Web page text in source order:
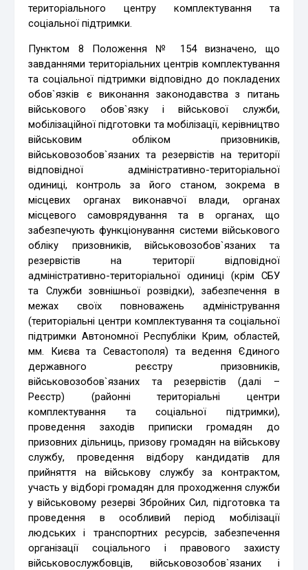
територіального центру комплектування та
соціальної підтримки.
Пунктом 8 Положення № 154 визначено, що
завданнями територіальних центрів комплектування
та соціальної підтримки відповідно до покладених
обов`язків є виконання законодавства з питань
військового обов`язку і військової служби,
мобілізаційної підготовки та мобілізації, керівництво
військовим обліком призовників,
військовозобов`язаних та резервістів на території
відповідної адміністративно-територіальної
одиниці, контроль за його станом, зокрема в
місцевих органах виконавчої влади, органах
місцевого самоврядування та в органах, що
забезпечують функціонування системи військового
обліку призовників, військовозобов`язаних та
резервістів на території відповідної
адміністративно-територіальної одиниці (крім СБУ
та Служби зовнішньої розвідки), забезпечення в
межах своїх повноважень адміністрування
(територіальні центри комплектування та соціальної
підтримки Автономної Республіки Крим, областей,
мм. Києва та Севастополя) та ведення Єдиного
державного реєстру призовників,
військовозобов`язаних та резервістів (далі –
Реєстр) (районні територіальні центри
комплектування та соціальної підтримки),
проведення заходів приписки громадян до
призовних дільниць, призову громадян на військову
службу, проведення відбору кандидатів для
прийняття на військову службу за контрактом,
участь у відборі громадян для проходження служби
у військовому резерві Збройних Сил, підготовка та
проведення в особливий період мобілізації
людських і транспортних ресурсів, забезпечення
організації соціального і правового захисту
військовослужбовців, військовозобов`язаних і